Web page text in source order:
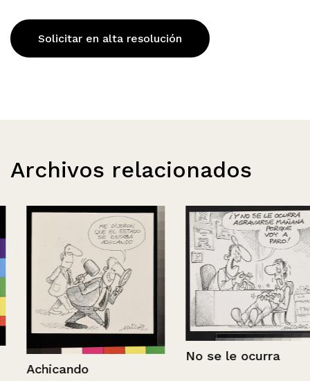
Solicitar en alta resolución
Archivos relacionados
Achicando
No se le ocurra